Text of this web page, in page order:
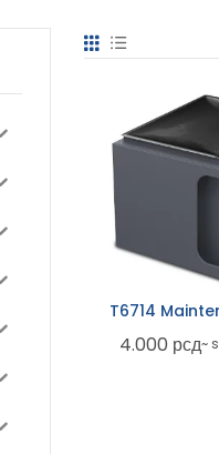
T6714
4.000 рсд~